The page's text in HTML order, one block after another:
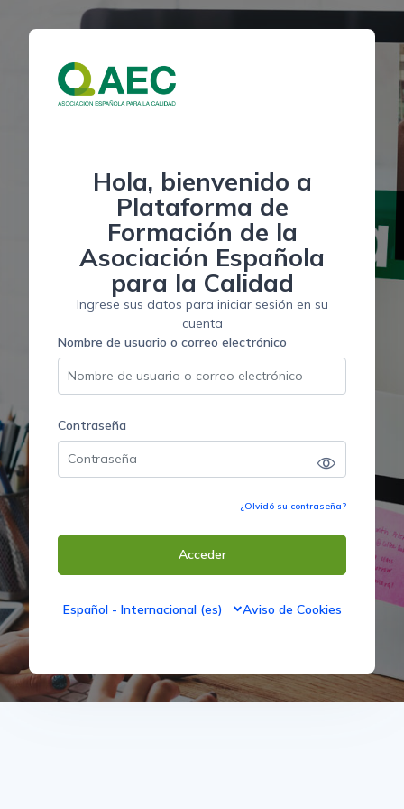
Salta al contenido principal
Hola, bienvenido a
Plataforma de
Formación de la
Asociación Española
para la Calidad
Ingrese sus datos para iniciar sesión en su
cuenta
Nombre de usuario o correo electrónico
Nombre de usuario o correo electrónico
Contraseña
Contraseña
¿Olvidó su contraseña?
Acceder
Español - Internacional ‎(es)‎ Aviso de Cookies